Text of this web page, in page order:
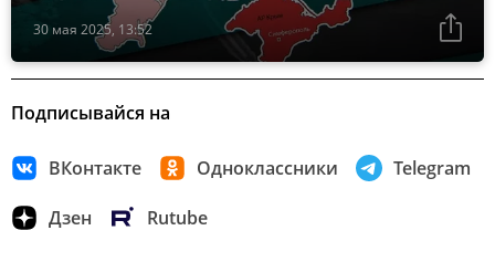
30 мая 2025, 13:52
Подписывайся на
ВКонтакте Одноклассники Telegram
Дзен Rutube